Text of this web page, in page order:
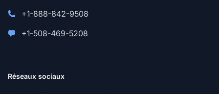
+1-888-842-9508
+1-508-469-5208
Réseaux sociaux